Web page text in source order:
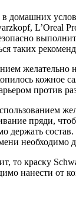
в домашних
L’Oreal
таких
желательно
кожное
против
пряди,
держать
необходимо
то краску
нанести от